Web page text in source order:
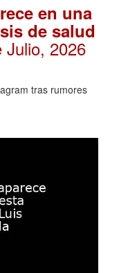
en una
de salud
Julio, 2026
tras rumores